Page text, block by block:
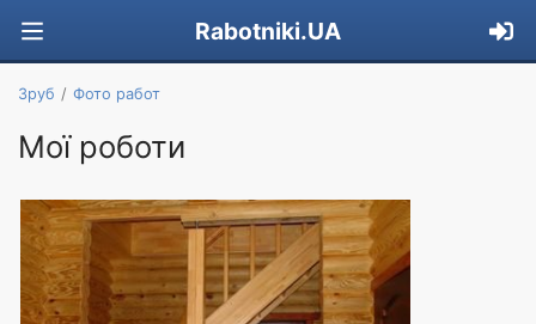
Rabotniki.UA
Зруб Фото работ
Мої роботи